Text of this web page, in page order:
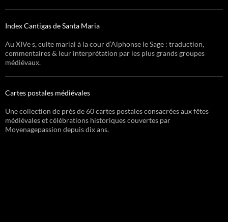
Index Cantigas de Santa Maria
Au XIVe s, culte marial à la cour d’Alphonse le Sage : traduction,
commentaires & leur interprétation par les plus grands groupes
médiévaux.
Cartes postales médiévales
Une collection de près de 60 cartes postales consacrées aux fêtes
médiévales et célébrations historiques couvertes par
Moyenagepassion depuis dix ans.